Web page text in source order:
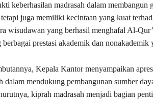
keberhasilan madrasah dalam membangun
juga memiliki kecintaan yang kuat
wisudawan yang berhasil menghafal Al-
berbagai prestasi akademik dan nonakademik
Kepala Kantor menyampaikan
dalam mendukung pembangunan sumber
kiprah madrasah menjadi bagian